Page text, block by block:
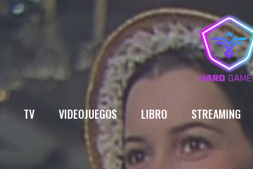
TV VIDEOJUEGOS LIBRO STREAMING